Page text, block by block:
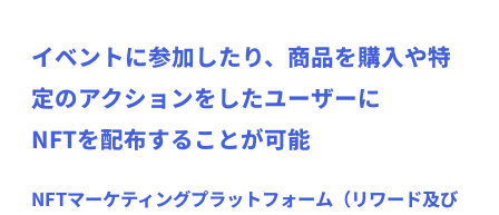
イベントに参加したり、商品を購入や特
定のアクションをしたユーザーに
NFTを配布することが可能
NFTマーケティングプラットフォーム（リワード及び